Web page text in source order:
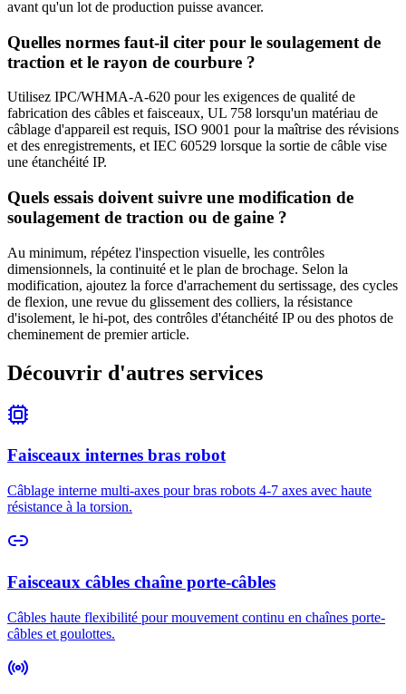
avant qu'un lot de production puisse avancer.
Quelles normes faut-il citer pour le soulagement de
traction et le rayon de courbure ?
Utilisez IPC/WHMA-A-620 pour les exigences de qualité de
fabrication des câbles et faisceaux, UL 758 lorsqu'un matériau de
câblage d'appareil est requis, ISO 9001 pour la maîtrise des révisions
et des enregistrements, et IEC 60529 lorsque la sortie de câble vise
une étanchéité IP.
Quels essais doivent suivre une modification de
soulagement de traction ou de gaine ?
Au minimum, répétez l'inspection visuelle, les contrôles
dimensionnels, la continuité et le plan de brochage. Selon la
modification, ajoutez la force d'arrachement du sertissage, des cycles
de flexion, une revue du glissement des colliers, la résistance
d'isolement, le hi-pot, des contrôles d'étanchéité IP ou des photos de
cheminement de premier article.
Découvrir d'autres services
Faisceaux internes bras robot
Câblage interne multi-axes pour bras robots 4-7 axes avec haute
résistance à la torsion.
Faisceaux câbles chaîne porte-câbles
Câbles haute flexibilité pour mouvement continu en chaînes porte-
câbles et goulottes.